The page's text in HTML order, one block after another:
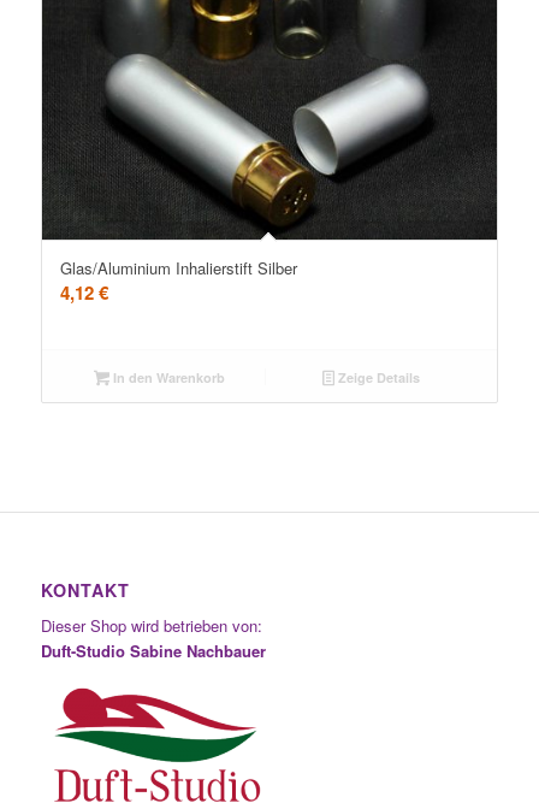
Glas/Aluminium Inhalierstift Silber
4,12€
In den Warenkorb Zeige Details
KONTAKT
Dieser Shop wird betrieben von:
Duft-Studio Sabine Nachbauer